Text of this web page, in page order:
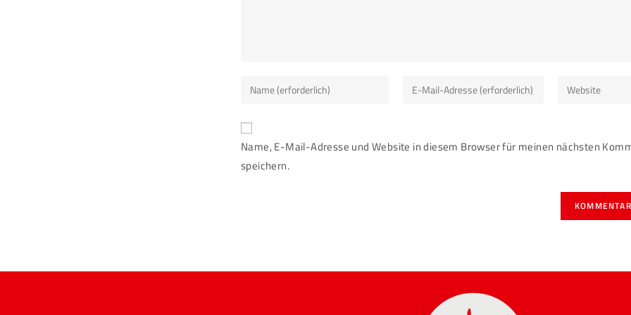
Name, E-Mail-Adresse und Website in diesem Browser für meinen nächsten
speichern.